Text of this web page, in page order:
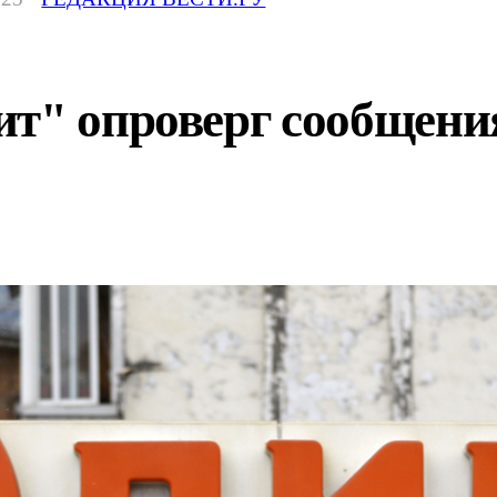
опроверг